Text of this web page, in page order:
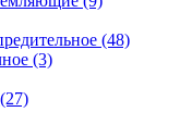
(48)
(3)